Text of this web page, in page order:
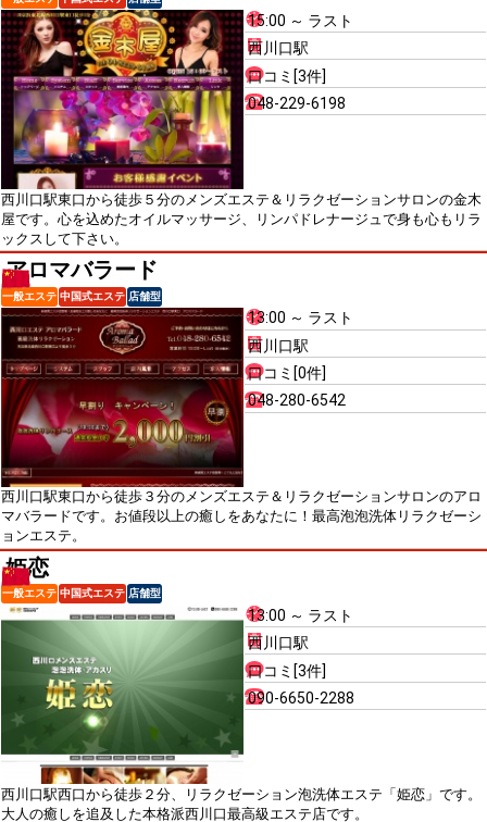
15:00 ～ ラスト
西川口駅
口コミ[3件]
048-229-6198
西川口駅東口から徒歩５分のメンズエステ＆リラクゼーションサロンの金木
屋です。心を込めたオイルマッサージ、リンパドレナージュで身も心もリラ
ックスして下さい。
アロマバラード
一般エステ 中国式エステ 店舗型
13:00 ～ ラスト
西川口駅
口コミ[0件]
048-280-6542
西川口駅東口から徒歩３分のメンズエステ＆リラクゼーションサロンのアロ
マバラードです。お値段以上の癒しをあなたに！最高泡泡洗体リラクゼーシ
ョンエステ。
姫恋
一般エステ 中国式エステ 店舗型
13:00 ～ ラスト
西川口駅
口コミ[3件]
090-6650-2288
西川口駅西口から徒歩２分、リラクゼーション泡洗体エステ「姫恋」です。
大人の癒しを追及した本格派西川口最高級エステ店です。